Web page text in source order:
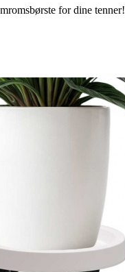
for dine tenner!